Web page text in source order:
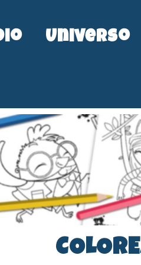
Universo